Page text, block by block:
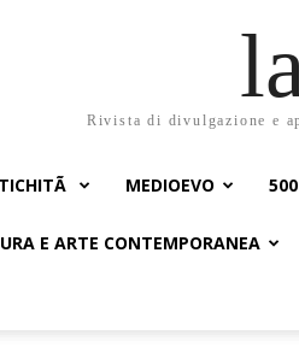
Rivista di divulgazione e
MEDIOEVO
E ARTE CONTEMPORANEA